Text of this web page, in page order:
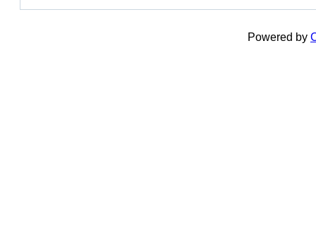
Powered by